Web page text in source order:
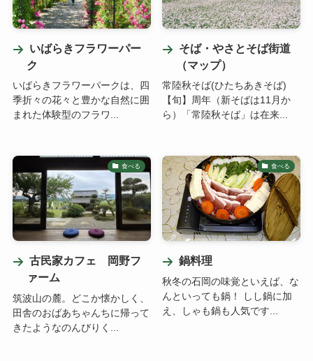
いばらきフラワーパー
ク
いばらきフラワーパークは、四
季折々の花々と豊かな自然に囲
まれた体験型のフラワ...
そば・やさとそば街道
（マップ）
常陸秋そば(ひたちあきそば)
【旬】周年（新そばは11月か
ら）「常陸秋そば」は在来...
食べる
古民家カフェ 岡野フ
ァーム
筑波⼭の麓。どこか懐かしく、
⽥舎のおばあちゃんちに帰って
きたようなのんびりく...
食べる
鍋料理
秋冬の石岡の味覚といえば、な
んといっても鍋！ しし鍋に加
え、しゃも鍋も人気です...